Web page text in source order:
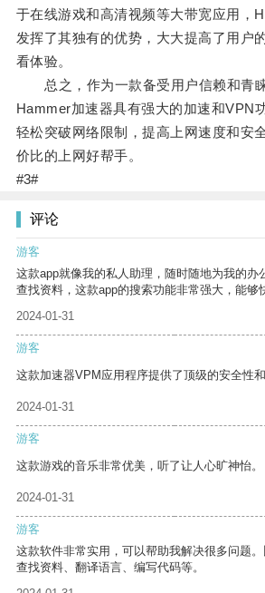
于在线游戏和高清视频等大带宽应用，
发挥了其独有的优势，大大提高了用户
看体验。
总之，作为一款备受用户信赖和青睐
Hammer加速器具有强大的加速和VPN
轻松突破网络限制，提高上网速度和安
价比的上网好帮手。
#3#
评论
游客
这款app就像我的私人助理，随时随地为我的办
查找资料，这款app的搜索功能非常强大，能够
2024-01-31
游客
这款加速器VPM应用程序提供了顶级的安全性和
2024-01-31
游客
这款游戏的音乐非常优美，听了让人心旷神怡。
2024-01-31
游客
这款软件非常实用，可以帮助我解决很多问题
查找资料、翻译语言、编写代码等。